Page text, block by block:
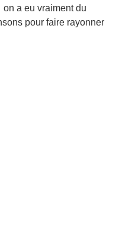
a eu vraiment du
pour faire rayonner